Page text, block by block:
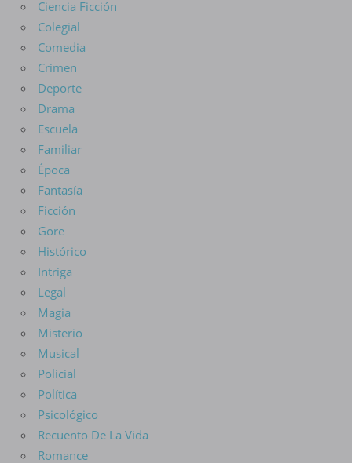
Ciencia Ficción
Colegial
Comedia
Crimen
Deporte
Drama
Escuela
Familiar
Época
Fantasía
Ficción
Gore
Histórico
Intriga
Legal
Magia
Misterio
Musical
Policial
Política
Psicológico
Recuento De La Vida
Romance